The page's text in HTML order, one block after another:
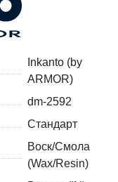
Inkanto (by
ARMOR)
dm-2592
Стандарт
Воск/Смола
(Wax/Resin)